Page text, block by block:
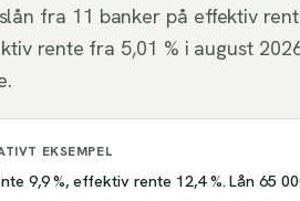
fra 11 banker på effektiv
rente fra 5,01 % i august
EKSEMPEL
9,9 %, effektiv rente 12,4 %. Lån 65